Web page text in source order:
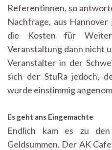
Referentinnen, so
Nachfrage, aus
die Kosten für
Veranstaltung dann nicht
Veranstalter in der
sich der StuRa jedoch,
wurde einstimmig
Es geht ans Eingemachte
Endlich kam es zu
Geldsummen. Der AK